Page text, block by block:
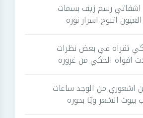
اشفاتي رسم زيف بسمات
اتبوح اسرار نوره
تقراه في بعض نظرات
افواه الحكي من غروره
اشعوري من الوجد ساعات
بيوت الشعر ويّا بحوره